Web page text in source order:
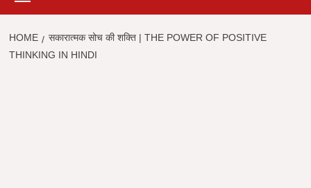
HOME
सकारात्मक सोच की शक्ति | THE POWER OF POSITIVE
THINKING IN HINDI